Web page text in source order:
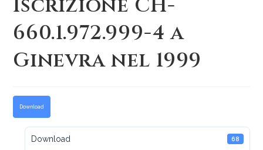
Iscrizione CH-
660.1.972.999-4 a
Ginevra nel 1999
Download
Download 68